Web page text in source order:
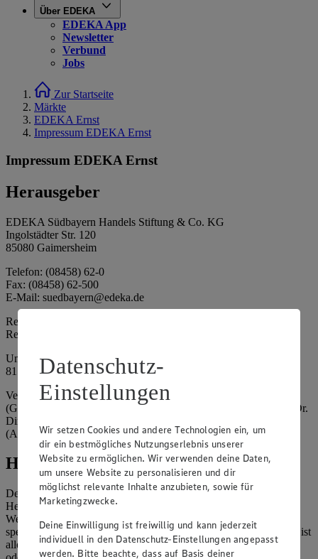
Über EDEKA
EDEKA App
Newsletter
Verbund
Jobs
Zur Startseite
Märkte
EDEKA Ernst
Impressum EDEKA Ernst
Impressum EDEKA Ernst
Herausgeber
EDEKA Südbayern Handels Stiftung & Co. KG
Ingolstädter Str. 120
85080 Gaimersheim
Telefon: (08458) 62-0
Fax: (08458) 62-500
E-Mail: suedbayern@edeka.de
Registergericht: Amtsgericht Ingolstadt
Registernummer: HRA 3325
Umsatzsteuer-Identifikationsnummer gem. § 27a UStG: DE
815764015
Vertretungsberechtigte: EDEKA Südbayern Handelsstiftung
(Gesellschafter), Claus Hollinger (Vorstandsmitglied, Sprecher), Dr.
Dirk Eßmann (Vorstandsmitglied), Leo Schwaiberger
(Aufsichtsratsvorsitzender)
Hinweise
Der Inhalt dieser Website ist urheberrechtlich geschützt. Der
Herausgeber gewährt Ihnen jedoch das Recht, den auf dieser
Website bereitgestellten Text ganz oder ausschnittsweise zu
speichern und zu vervielfältigen. Aus Gründen des Urheberrechts ist
allerdings die Speicherung und Vervielfältigung von Bildmaterial
Datenschutz-
Einstellungen
Wir setzen Cookies und andere Technologien ein, um
dir ein bestmögliches Nutzungserlebnis unserer
Website zu ermöglichen. Wir verwenden deine Daten,
um unsere Website zu personalisieren und dir
möglichst relevante Inhalte anzubieten, sowie für
Marketingzwecke.
Deine Einwilligung ist freiwillig und kann jederzeit
individuell in den Datenschutz-Einstellungen angepasst
werden. Bitte beachte, dass auf Basis deiner